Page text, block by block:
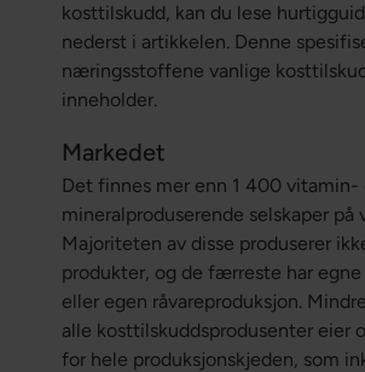
kosttilskudd, kan du lese
nederst i artikkelen. Denne
næringsstoffene vanlige
inneholder.
Markedet
Det finnes mer enn 1 400 vitamin-
mineralproduserende selskaper på
Majoriteten av disse produserer
produkter, og de færreste har
eller egen råvareproduksjon.
alle kosttilskuddsprodusenter eier
for hele produksjonskjeden, som